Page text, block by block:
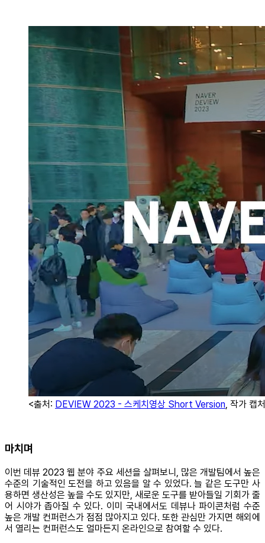
<출처: DEVIEW 2023 - 스케치영상 Short Version, 작가 캡
마치며
이번 데뷰 2023 웹 분야 주요 세션을 살펴보니, 많은 개발팀에서 높은
수준의 기술적인 도전을 하고 있음을 알 수 있었다. 늘 같은 도구만 사
용하면 생산성은 높을 수도 있지만, 새로운 도구를 받아들일 기회가 줄
어 시야가 좁아질 수 있다. 이미 국내에서도 데뷰나 파이콘처럼 수준
높은 개발 컨퍼런스가 점점 많아지고 있다. 또한 관심만 가지면 해외에
서 열리는 컨퍼런스도 얼마든지 온라인으로 참여할 수 있다.